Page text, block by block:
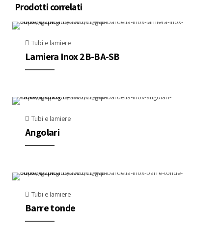
Prodotti correlati
Tubi e lamiere
Lamiera Inox 2B-BA-SB
Tubi e lamiere
Angolari
Tubi e lamiere
Barre tonde